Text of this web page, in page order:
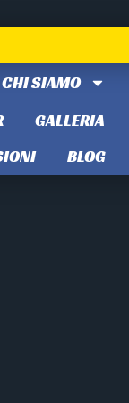
CHI SIAMO
GALLERIA
BLOG